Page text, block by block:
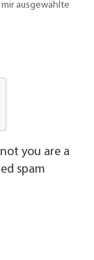
ausgewählte
you are a
spam